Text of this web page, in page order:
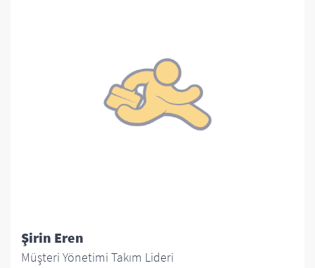
Şirin Eren
Müşteri Yönetimi Takım Lideri